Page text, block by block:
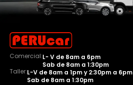
Comercial:L- V de 8am a 6pm
Sab de 8am a 1:30pm
Taller:L-V de 8am a 1pm y 2:30pm a 6pm
Sab de 8am a 1:30pm